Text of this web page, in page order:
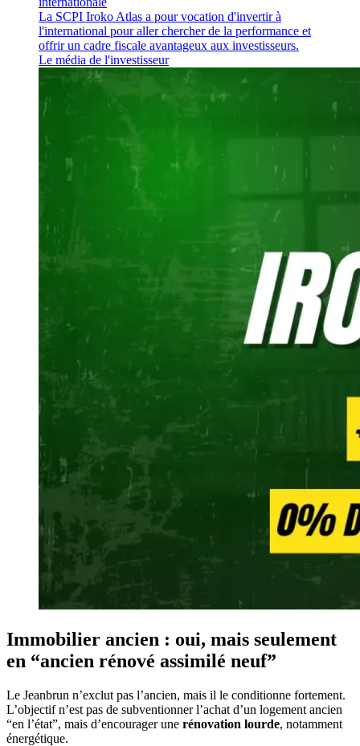
La SCPI Iroko Atlas a pour vocation d'invertir à
l'international pour aller chercher de la performance et
offrir un cadre fiscale avantageux aux investisseurs.
Le média de l'investisseur
Immobilier ancien : oui, mais seulement
en “ancien rénové assimilé neuf”
Le Jeanbrun n’exclut pas l’ancien, mais il le conditionne fortement.
L’objectif n’est pas de subventionner l’achat d’un logement ancien
“en l’état”, mais d’encourager une rénovation lourde, notamment
énergétique.